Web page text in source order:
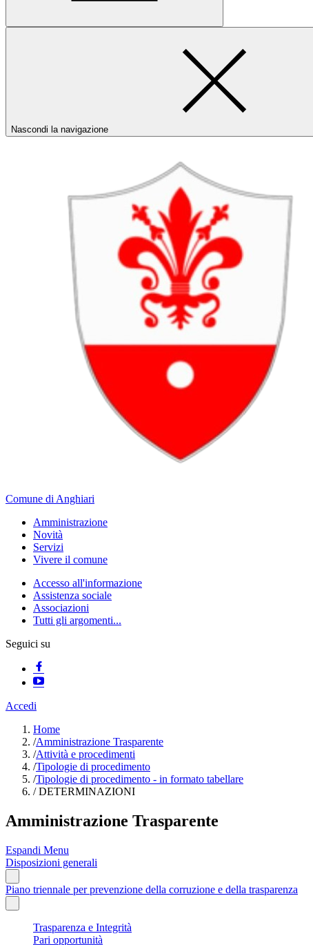
Nascondi la navigazione
Comune di Anghiari
Amministrazione
Novità
Servizi
Vivere il comune
Accesso all'informazione
Assistenza sociale
Associazioni
Tutti gli argomenti...
Seguici su
Accedi
Home
/Amministrazione Trasparente
/Attività e procedimenti
/Tipologie di procedimento
/Tipologie di procedimento - in formato tabellare
/DETERMINAZIONI
Amministrazione Trasparente
Espandi Menu
Disposizioni generali
Piano triennale per prevenzione della corruzione e della trasparenza
Trasparenza e Integrità
Pari opportunità